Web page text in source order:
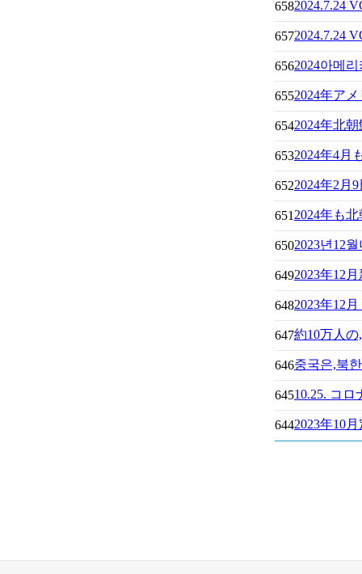
6582024.7.24
6572024.7.24
6562024아메
6552024年ア
6542024年北
6532024年4月
6522024年2月
651 2024年も
6502023년12
6492023年12
6482023年12
647約10万人
646중국은,북
64510.25. コ
6442023年10